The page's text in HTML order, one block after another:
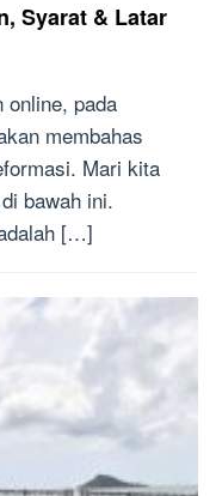
Syarat & Latar
online, pada
membahas
Mari kita
bawah ini.
[…]